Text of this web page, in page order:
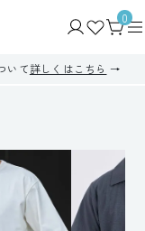
0
いて詳しくはこちら